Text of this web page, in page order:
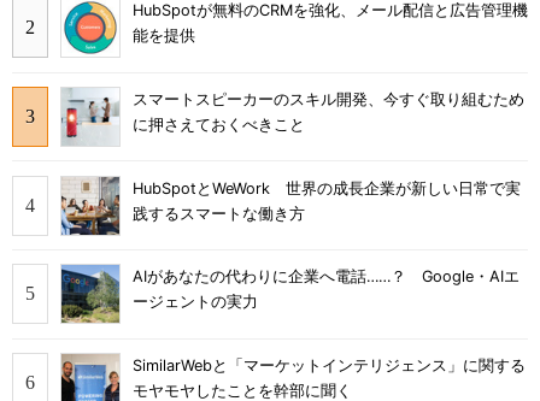
HubSpotが無料のCRMを強化、メール配信と広告管理機
能を提供
スマートスピーカーのスキル開発、今すぐ取り組むため
に押さえておくべきこと
HubSpotとWeWork 世界の成長企業が新しい日常で実
践するスマートな働き方
AIがあなたの代わりに企業へ電話……？ Google・AIエ
ージェントの実力
SimilarWebと「マーケットインテリジェンス」に関する
モヤモヤしたことを幹部に聞く